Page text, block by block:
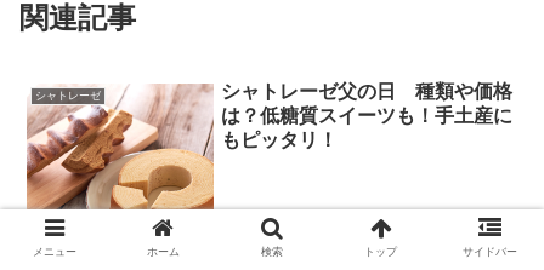
関連記事
シャトレーゼ
シャトレーゼ父の日 種類や価格
は？低糖質スイーツも！手土産に
もピッタリ！
メニュー ホーム 検索 トップ サイドバー